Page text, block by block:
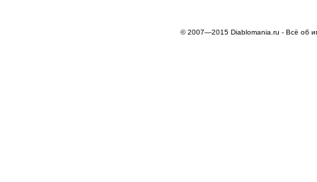
© 2007—2015 Diablomania.ru - Всё об